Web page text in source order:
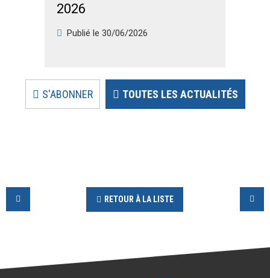
2026
Publié le 30/06/2026
S'ABONNER TOUTES LES ACTUALITÉS
RETOUR À LA LISTE